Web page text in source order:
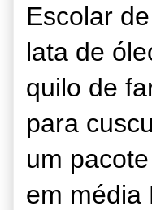
Escolar
lata de
quilo de
para
um
em média